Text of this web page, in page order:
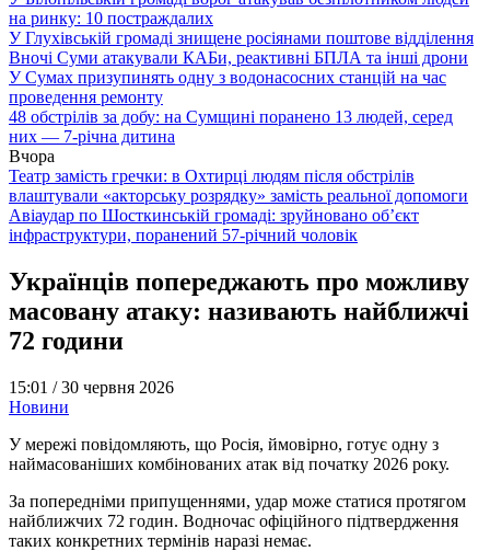
на ринку: 10 постраждалих
У Глухівській громаді знищене росіянами поштове відділення
Вночі Суми атакували КАБи, реактивні БПЛА та інші дрони
У Сумах призупинять одну з водонасосних станцій на час
проведення ремонту
48 обстрілів за добу: на Сумщині поранено 13 людей, серед
них — 7-річна дитина
Вчора
Театр замість гречки: в Охтирці людям після обстрілів
влаштували «акторську розрядку» замість реальної допомоги
Авіаудар по Шосткинській громаді: зруйновано об’єкт
інфраструктури, поранений 57-річний чоловік
Українців попереджають про можливу
масовану атаку: називають найближчі
72 години
15:01 /30 червня 2026
Новини
У мережі повідомляють, що Росія, ймовірно, готує одну з
наймасованіших комбінованих атак від початку 2026 року.
За попередніми припущеннями, удар може статися протягом
найближчих 72 годин. Водночас офіційного підтвердження
таких конкретних термінів наразі немає.